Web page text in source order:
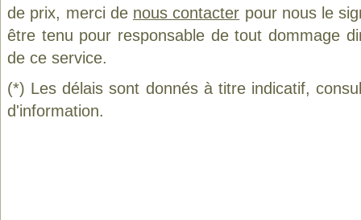
de prix, merci de nous contacter pour nous le
être tenu pour responsable de tout dommage
de ce service.
(*) Les délais sont donnés à titre indicatif,
d'information.